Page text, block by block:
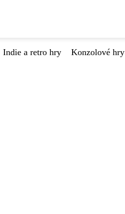
Indie a retro hry Konzolové hry